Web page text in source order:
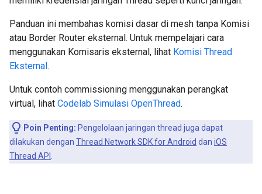
Panduan ini membahas komisi dasar di mesh tanpa Komisi
atau Border Router eksternal. Untuk mempelajari cara
menggunakan Komisaris eksternal, lihat Komisi Thread
Eksternal.
Untuk contoh commissioning menggunakan perangkat
virtual, lihat Codelab Simulasi OpenThread.
Poin Penting: Pengelolaan jaringan thread juga dapat
dilakukan dengan Thread Network SDK for Android dan iOS
Thread API